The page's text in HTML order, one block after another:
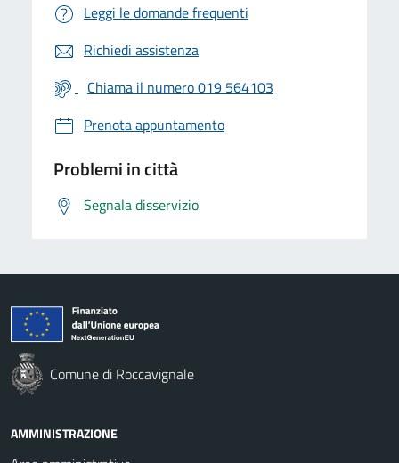
Leggi le domande frequenti
Richiedi assistenza
Chiama il numero 019 564103
Prenota appuntamento
Problemi in città
Segnala disservizio
Comune di Roccavignale
AMMINISTRAZIONE